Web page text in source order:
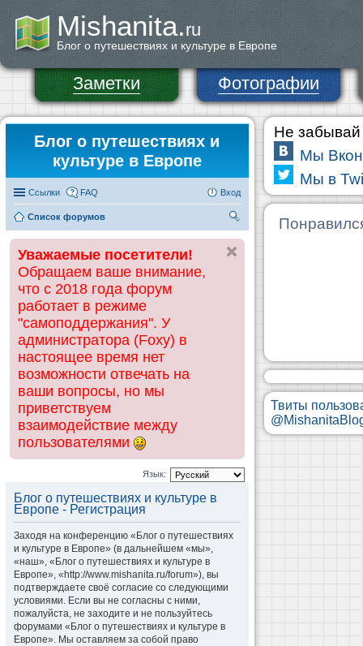
Mishanita.ru
Блог о путешествиях и культуре в Европе
Заметки Фотографии
Блог о путешествиях и
культуре в Европе
Ссылки FAQ Вход
Список форумов
ск
Уважаемые посетители!
Обращаем ваше внимание,
что с 2018 года форум
работает в режиме
"самоподдержания". У
администратора (Foxy) в
настоящее время нет
возможности отвечать на
ваши вопросы, но мы
приветствуем
взаимодействие между
пользователями
Язык:
Блог о путешествиях и культуре в
Европе - Регистрация
Заходя на конференцию «Блог о путешествиях
и культуре в Европе» (в дальнейшем «мы»,
«наш», «Блог о путешествиях и культуре в
Европе», «http://www.mishanita.ru/forum»), вы
подтверждаете своё согласие со следующими
условиями. Если вы не согласны с ними,
пожалуйста, не заходите и не пользуйтесь
форумами «Блог о путешествиях и культуре в
Европе». Мы оставляем за собой право
Не забывай
Мы
Мы в
Твиты